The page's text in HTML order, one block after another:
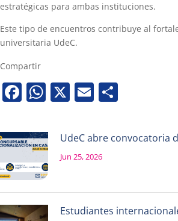
estratégicas para ambas instituciones.
Este tipo de encuentros contribuye al
universitaria UdeC.
Compartir
Facebook
WhatsApp
X Email
UdeC abre convocatoria
Jun 25, 2026
Estudiantes